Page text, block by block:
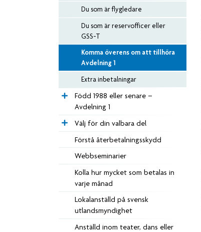
Du som är flygledare
Du som är reservofficer eller
GSS-T
Komma överens om att tillhöra
Avdelning 1
Extra inbetalningar
Född 1988 eller senare –
Avdelning 1
Välj för din valbara del
Förstå återbetalningsskydd
Webbseminarier
Kolla hur mycket som betalas in
varje månad
Lokalanställd på svensk
utlandsmyndighet
Anställd inom teater, dans eller